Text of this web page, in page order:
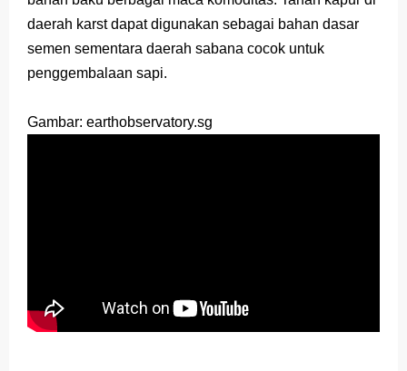
daerah karst dapat digunakan sebagai bahan dasar
semen sementara daerah sabana cocok untuk
penggembalaan sapi.
Gambar: earthobservatory.sg